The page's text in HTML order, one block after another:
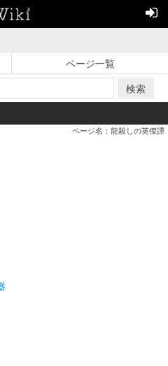
ページ一覧
検索
ページ名：龍殺しの英傑譚